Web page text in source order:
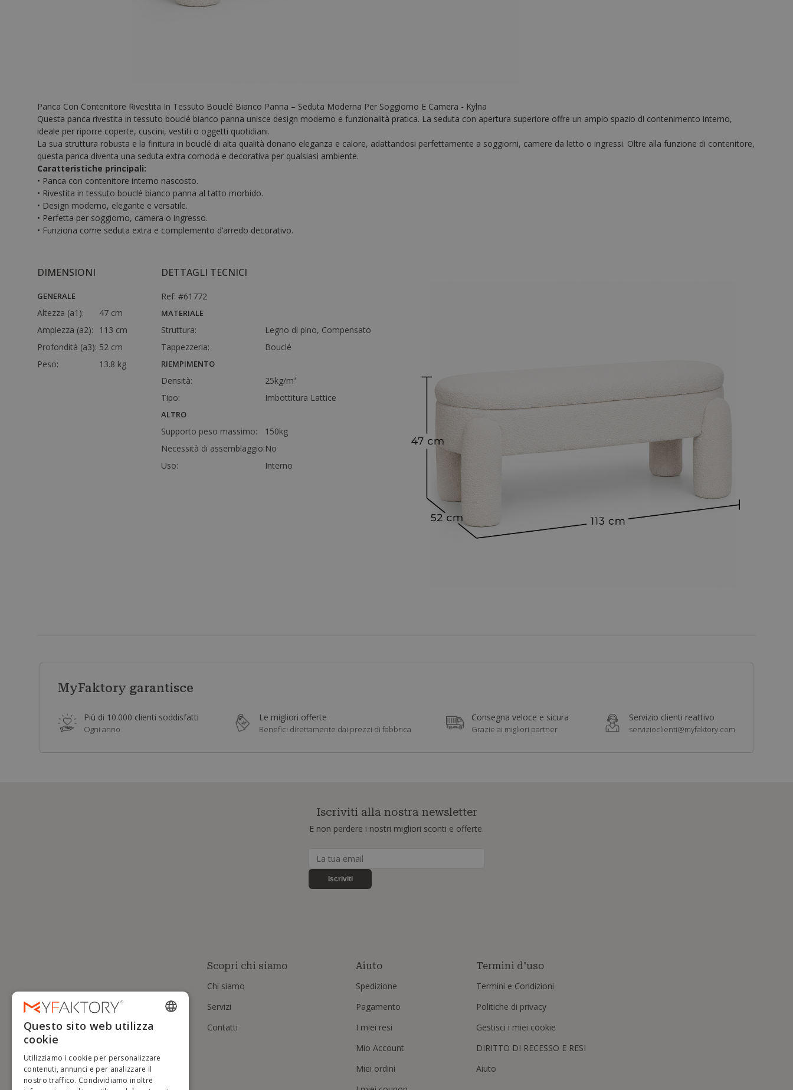
Panca Con Contenitore Rivestita In Tessuto Bouclé Bianco Panna – Seduta Moderna Per Soggiorno E Camera - Kylna
Questa panca rivestita in tessuto bouclé bianco panna unisce design moderno e funzionalità pratica. La seduta con apertura superiore offre un ampio spazio di contenimento interno,
ideale per riporre coperte, cuscini, vestiti o oggetti quotidiani.
La sua struttura robusta e la finitura in bouclé di alta qualità donano eleganza e calore, adattandosi perfettamente a soggiorni, camere da letto o ingressi. Oltre alla funzione di contenitore,
questa panca diventa una seduta extra comoda e decorativa per qualsiasi ambiente.
Caratteristiche principali:
• Panca con contenitore interno nascosto.
• Rivestita in tessuto bouclé bianco panna al tatto morbido.
• Design moderno, elegante e versatile.
• Perfetta per soggiorno, camera o ingresso.
• Funziona come seduta extra e complemento d’arredo decorativo.
DIMENSIONI
GENERALE
Altezza (a1):
47 cm
Ampiezza (a2):
113 cm
Profondità (a3): 52 cm
Peso:
13.8 kg
DETTAGLI TECNICI
Ref: #61772
MATERIALE
Struttura:
Legno di pino, Compensato
Tappezzeria:
Bouclé
RIEMPIMENTO
Densità:
25kg/m³
Tipo:
Imbottitura Lattice
ALTRO
Supporto peso massimo:
150kg
Necessità di assemblaggio:No
Uso:
Interno
MyFaktory garantisce
Più di 10.000 clienti soddisfatti
Ogni anno
Le migliori offerte
Benefici direttamente dai prezzi di fabbrica
Consegna veloce e sicura
Grazie ai migliori partner
Servizio clienti reattivo
servizioclienti@myfaktory.com
Iscriviti alla nostra newsletter
E non perdere i nostri migliori sconti e offerte.
Iscriviti
Scopri chi siamo
Chi siamo
Servizi
Contatti
Aiuto
Spedizione
Pagamento
I miei resi
Mio Account
Miei ordini
Termini d'uso
Termini e Condizioni
Politiche di privacy
Gestisci i miei cookie
DIRITTO DI RECESSO E RESI
Aiuto
ENGLISH
DUTCH
Questo sito web utilizza
cookie
Utilizziamo i cookie per personalizzare
contenuti, annunci e per analizzare il
nostro traffico. Condividiamo inoltre